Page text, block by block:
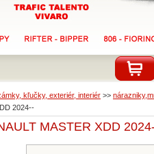
kľučky, exteriér, interiér >>
2024--
MASTER XDD